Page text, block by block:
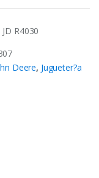
R4030
Deere, Jugueter?a